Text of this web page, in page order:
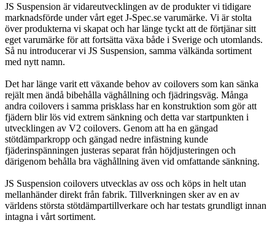
JS Suspension är vidareutvecklingen av de produkter vi tidigare
marknadsförde under vårt eget J-Spec.se varumärke. Vi är stolta
över produkterna vi skapat och har länge tyckt att de förtjänar sitt
eget varumärke för att fortsätta växa både i Sverige och utomlands.
Så nu introducerar vi JS Suspension, samma välkända sortiment
med nytt namn.
Det har länge varit ett växande behov av coilovers som kan sänka
rejält men ändå bibehålla väghållning och fjädringsväg. Många
andra coilovers i samma prisklass har en konstruktion som gör att
fjädern blir lös vid extrem sänkning och detta var startpunkten i
utvecklingen av V2 coilovers. Genom att ha en gängad
stötdämparkropp och gängad nedre infästning kunde
fjäderinspänningen justeras separat från höjdjusteringen och
därigenom behålla bra väghållning även vid omfattande sänkning.
JS Suspension coilovers utvecklas av oss och köps in helt utan
mellanhänder direkt från fabrik. Tillverkningen sker av en av
världens största stötdämpartillverkare och har testats grundligt innan
intagna i vårt sortiment.